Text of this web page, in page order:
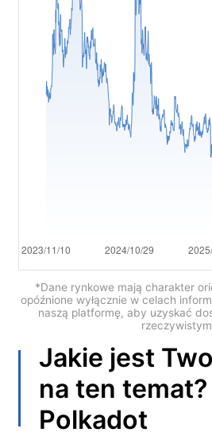
Tiếng việt
简体中文
Français
Nederlands
Italiano
Polski
*Dane rynkowe mają charakter
opóźnione wyłącznie w celach
naszą platformę, aby uzyskać
Jakie jest
na ten temat?
Polkadot